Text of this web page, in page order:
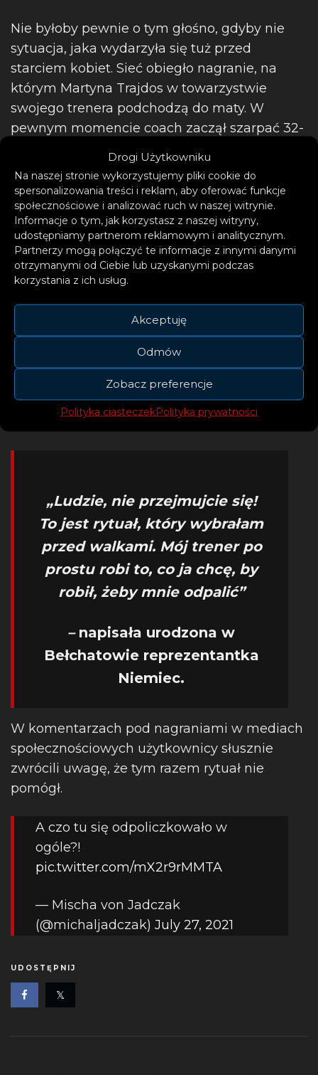
Drogi Użytkowniku
Na naszej stronie wykorzystujemy pliki cookie do
spersonalizowania treści i reklam, aby oferować funkcje
społecznościowe i analizować ruch w naszej witrynie.
Informacje o tym, jak korzystasz z naszej witryny,
udostępniamy partnerom reklamowym i analitycznym.
Partnerzy mogą połączyć te informacje z innymi danymi
otrzymanymi od Ciebie lub uzyskanymi podczas
korzystania z ich usług.
Akceptuję
Odmów
Zobacz preferencje
Polityka ciasteczekPolityka prywatności
Nie byłoby pewnie o tym głośno, gdyby nie
sytuacja, jaka wydarzyła się tuż przed
starciem kobiet. Sieć obiegło nagranie, na
którym Martyna Trajdos w towarzystwie
swojego trenera podchodzą do maty. W
pewnym momencie coach zaczął szarpać 32-
uchwyciły kamery.
Filmik z tego zajścia stał się bardzo popularny
w mediach społecznościowych. Niektórzy
internauci nie kryli swego oburzenia
zachowaniem trenera. Niemieckie media
zaczęły rozpisywać się na ten temat, co
postanowiła skomentować sama
Na Instastory Martyny Trajdos pojawił się wpis
nawiązujący do całej sytuacji. Judoczka
napisała kilka słów na screenshocie z
Eurosportu, który opisał sprawę.
„Ludzie, nie przejmujcie się!
To jest rytuał, który wybrałam
przed walkami. Mój trener po
prostu robi to, co ja chcę, by
robił, żeby mnie odpalić”
– napisała urodzona w
Bełchatowie reprezentantka
Niemiec.
W komentarzach pod nagraniami w mediach
społecznościowych użytkownicy słusznie
zwrócili uwagę, że tym razem rytuał nie
pomógł.
A czo tu się odpoliczkowało w
ogóle?!
pic.twitter.com/mX2r9rMMTA
— Mischa von Jadczak
(@michaljadczak) July 27, 2021
UDOSTĘPNIJ